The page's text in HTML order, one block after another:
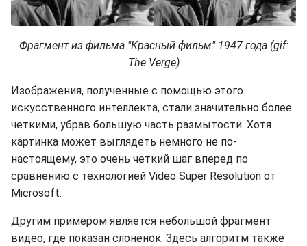
Фрагмент из фильма "Красный фильм" 1947 года (gif:
The Verge)
Изображения, полученные с помощью этого
искусственного интеллекта, стали значительно более
четкими, убрав большую часть размытости. Хотя
картинка может выглядеть немного не по-
настоящему, это очень четкий шаг вперед по
сравнению с технологией Video Super Resolution от
Microsoft.
Другим примером является небольшой фрагмент
видео, где показан слоненок. Здесь алгоритм также